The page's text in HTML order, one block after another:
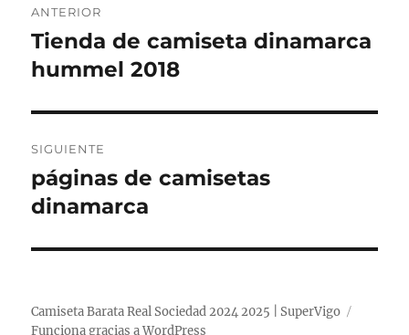
de
entradas
ANTERIOR
Entrada
anterior:
Tienda de camiseta dinamarca
hummel 2018
SIGUIENTE
Entrada
siguiente:
páginas de camisetas
dinamarca
Camiseta Barata Real Sociedad 2024 2025 | SuperVigo
Funciona gracias a WordPress